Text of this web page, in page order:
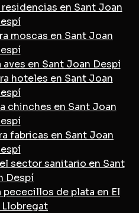
en Sant Joan
moscas en Sant Joan
en Sant Joan Despí
hoteles en Sant Joan
chinches en Sant Joan
fabricas en Sant Joan
sector sanitario en Sant
Despí
de plata en El
Llobregat